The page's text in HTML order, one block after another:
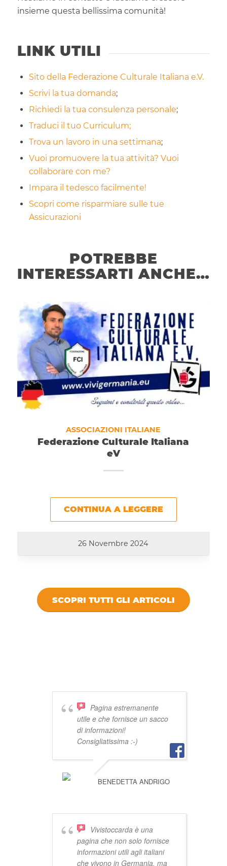
insieme questa bellissima comunità!
LINK UTILI
Sito della Federazione Culturale Italiana e.V.
Scrivi la tua domanda;
Richiedi la tua consulenza personale;
Traduci il tuo Curriculum;
Trova un lavoro in una settimana;
Vuoi promuovere la tua attività? Vuoi
collaborare con me?
Impara il tedesco facilmente!
Scopri come risparmiare sulle tue
Assicurazioni
POTREBBE
INTERESSARTI ANCHE…
ASSOCIAZIONI ITALIANE
Federazione Culturale Italiana
eV
CONTINUA A LEGGERE
26 Novembre 2024
SCOPRI TUTTI GLI ARTICOLI
Pagina estremanente
utile e che fornisce un sacco
di informazioni!
Consigliatissima :-)
BENEDETTA ANDRIGO
Vivistoccarda è una
pagina che non solo fornisce
informazioni utili agli italiani
che vivono in Germania, ma